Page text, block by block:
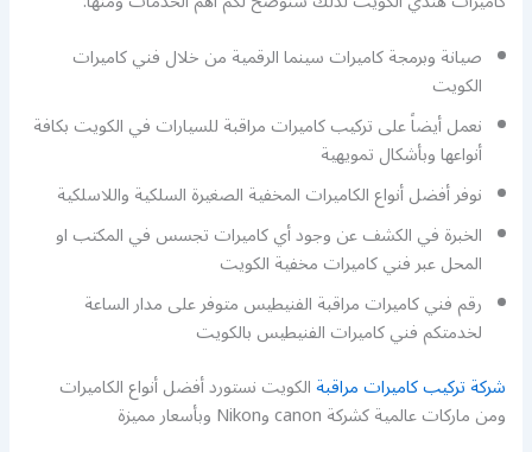
صيانة وبرمجة كاميرات سينما الرقمية من خلال فني كاميرات
الكويت
نعمل أيضاً على تركيب كاميرات مراقبة للسيارات في الكويت بكافة
أنواعها وبأشكال تمويهية
نوفر أفضل أنواع الكاميرات المخفية الصغيرة السلكية واللاسلكية
الخبرة في الكشف عن وجود أي كاميرات تجسس في المكتب او
المحل عبر فني كاميرات مخفية الكويت
رقم فني كاميرات مراقبة الفنيطيس متوفر على مدار الساعة
لخدمتكم فني كاميرات الفنيطيس بالكويت
شركة تركيب كاميرات مراقبةالكويت نستورد أفضل أنواع الكاميرات
ومن ماركات عالمية كشركة canon وNikon وبأسعار مميزة